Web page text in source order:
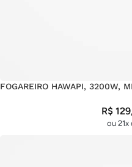
FOGAREIRO HAWAPI, 3200W,
R$
ou 21x